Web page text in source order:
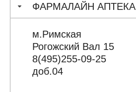
ФАРМАЛАЙН АПТЕКА
м.Римская
Рогожский Вал 15
8(495)255-09-25
доб.04